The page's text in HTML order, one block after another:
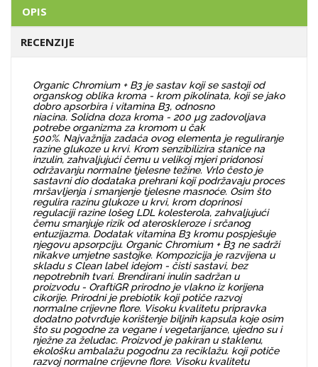
OPIS
RECENZIJE
Organic Chromium + B3 je sastav koji se sastoji od
organskog oblika kroma - krom pikolinata, koji se jako
dobro apsorbira i vitamina B3, odnosno
niacina. Solidna doza kroma - 200 µg zadovoljava
potrebe organizma za kromom u čak
500%. Najvažnija zadaća ovog elementa je reguliranje
razine glukoze u krvi. Krom senzibilizira stanice na
inzulin, zahvaljujući čemu u velikoj mjeri pridonosi
održavanju normalne tjelesne težine. Vrlo često je
sastavni dio dodataka prehrani koji podržavaju proces
mršavljenja i smanjenje tjelesne masnoće. Osim što
regulira razinu glukoze u krvi, krom doprinosi
regulaciji razine lošeg LDL kolesterola, zahvaljujući
čemu smanjuje rizik od ateroskleroze i srčanog
entuzijazma. Dodatak vitamina B3 kromu pospješuje
njegovu apsorpciju. Organic Chromium + B3 ne sadrži
nikakve umjetne sastojke. Kompozicija je razvijena u
skladu s Clean label idejom - čisti sastavi, bez
nepotrebnih tvari. Brendirani inulin sadržan u
proizvodu - OraftiGR prirodno je vlakno iz korijena
cikorije. Prirodni je prebiotik koji potiče razvoj
normalne crijevne flore. Visoku kvalitetu pripravka
dodatno potvrđuje korištenje biljnih kapsula koje osim
što su pogodne za vegane i vegetarijance, ujedno su i
nježne za želudac. Proizvod je pakiran u staklenu,
ekološku ambalažu pogodnu za reciklažu. koji potiče
razvoj normalne crijevne flore. Visoku kvalitetu